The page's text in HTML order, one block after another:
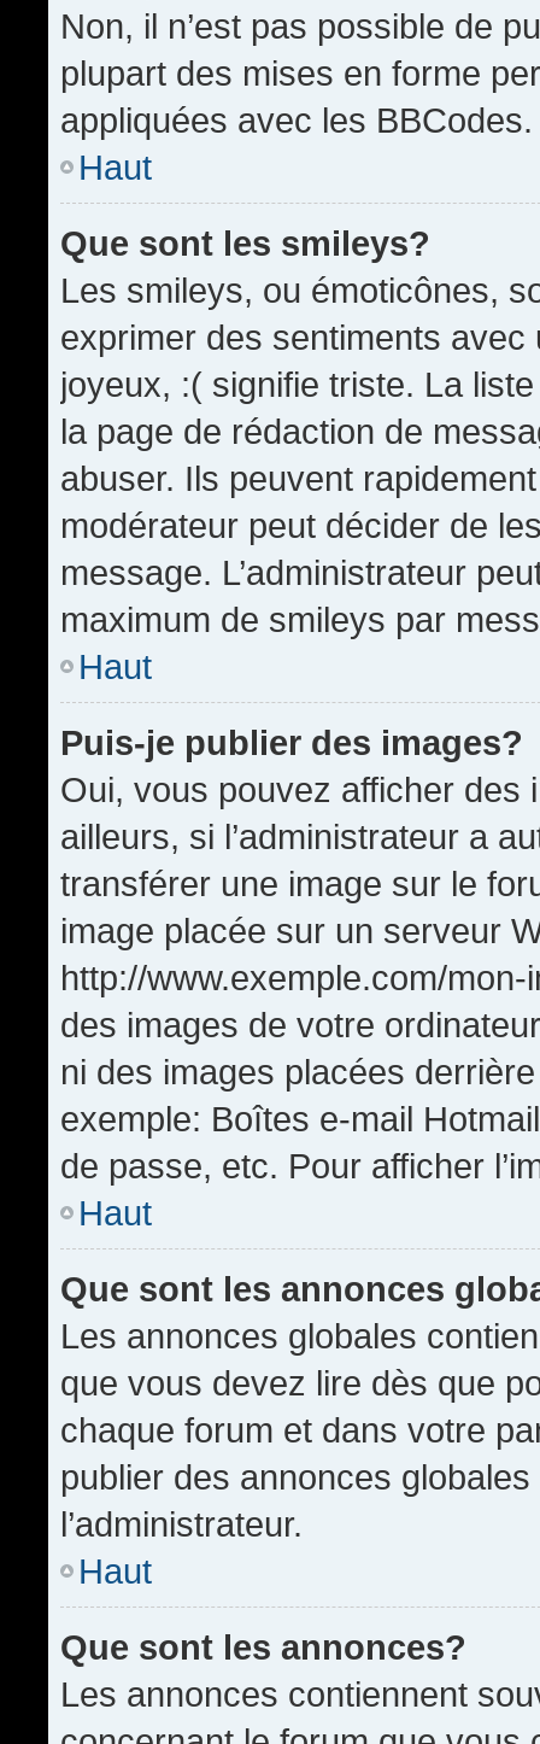
Non, il n’est pas possible de
plupart des mises en forme
appliquées avec les BBCodes.
Haut
Que sont les smileys?
Les smileys, ou émoticônes,
exprimer des sentiments
joyeux, :( signifie triste. La
la page de rédaction de
abuser. Ils peuvent
modérateur peut décider de
message. L’administrateur
maximum de smileys par
Haut
Puis-je publier des images?
Oui, vous pouvez afficher
ailleurs, si l’administrateur a
transférer une image sur le
image placée sur un serveur
http://www.exemple.com/
des images de votre
ni des images placées
exemple: Boîtes e-mail
de passe, etc. Pour afficher
Haut
Que sont les annonces
Les annonces globales
que vous devez lire dès que
chaque forum et dans votre
publier des annonces
l’administrateur.
Haut
Que sont les annonces?
Les annonces contiennent